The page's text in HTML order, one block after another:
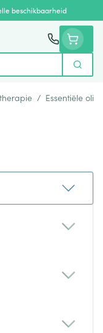
beschikbaarheid
Zoek
/ Essentiële oliën